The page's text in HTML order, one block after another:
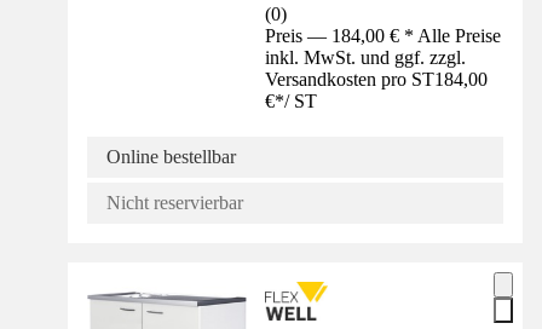
(0)
Preis — 184,00 € * Alle Preise
inkl. MwSt. und ggf. zzgl.
Versandkosten pro ST184,00
€*/ ST
Online bestellbar
Nicht reservierbar